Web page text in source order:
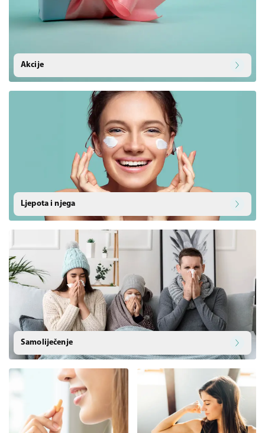
Akcije
Ljepota i njega
Samoliječenje